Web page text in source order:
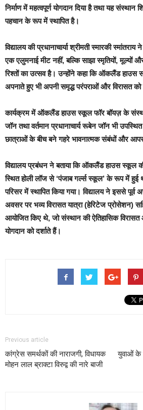
निर्माण में महत्वपूर्ण योगदान दिया है तथा यह संस्थान
पहचान के रूप में स्थापित है।
विद्यालय की प्रधानाचार्या श्रीमती स्मारकी
एक एलुमनाई मीट नहीं, बल्कि साझा स्मृतियों, मूल्यों
रिश्तों का उत्सव है। उन्होंने कहा कि ऑकलैंड
अपनाते हुए भी अपनी समृद्ध परंपराओं और विरासत
कार्यक्रम में ऑकलैंड हाउस स्कूल फॉर बॉयज़ के
जॉन तथा वर्तमान प्रधानाचार्य रूबेन जॉन भी
छात्राओं के बीच बने गहरे भावनात्मक संबंधों और
विद्यालय प्रबंधन ने बताया कि ऑकलैंड हाउस स्कूल
स्थित होली लॉज से ‘पंजाब गर्ल्स स्कूल’ के रूप में हुई
परिसर में स्थापित किया गया। विद्यालय ने इससे पूर्व
अवसर पर भव्य विरासत यात्रा (हेरिटेज प्रोसेशन)
आयोजित किए थे, जो संस्थान की ऐतिहासिक
योगदान को दर्शाते हैं।
Previous article
कांग्रेस समर्थकों की नाराजगी, विधायक
मोहन लाल ब्राक्टा विरुद्व की नारे बाजी
युवाओं के